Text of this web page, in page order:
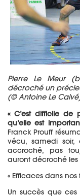
Pierre Le Meur
décroché un
(© Antoine Le
« C’est difficile de
qu’elle est
Franck Prouff
vécu, samedi soir,
accroché, pas
auront décroché les
« Efficaces dans
Un succès que